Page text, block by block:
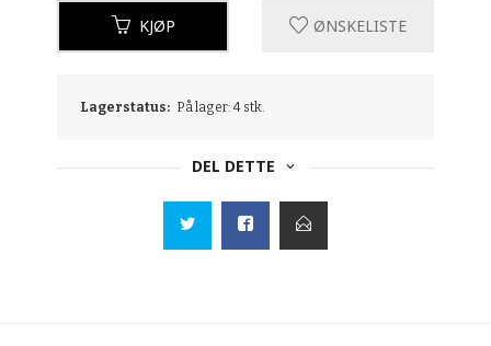
KJØP ØNSKELISTE
Lagerstatus: På lager: 4 stk.
DEL DETTE